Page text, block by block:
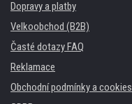
Dopravy a platby
Velkoobchod (B2B)
Časté dotazy FAQ
Reklamace
Obchodní podmínky a cookies